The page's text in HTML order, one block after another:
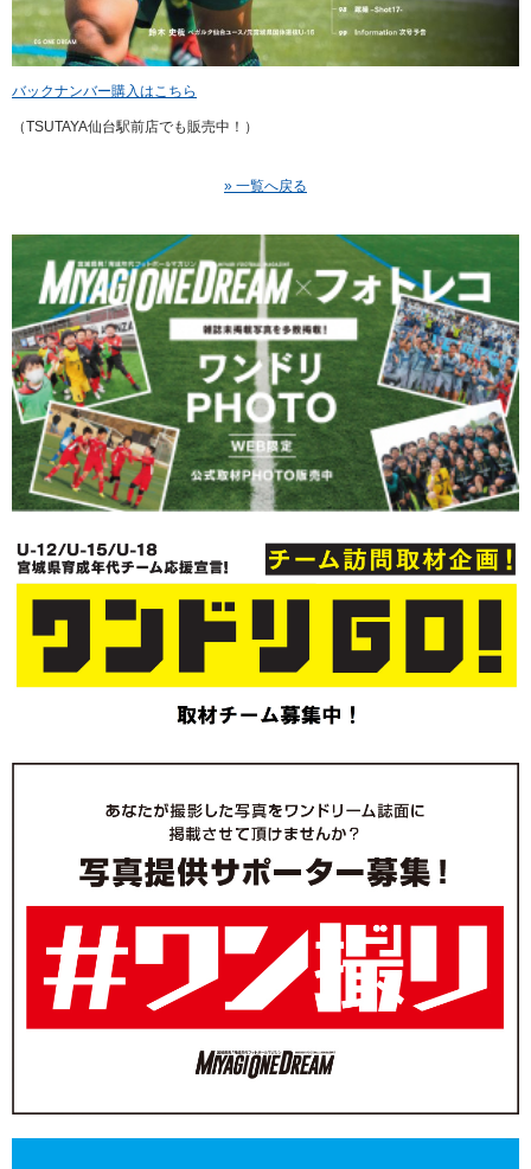
バックナンバー購入はこちら
（TSUTAYA仙台駅前店でも販売中！）
» 一覧へ戻る